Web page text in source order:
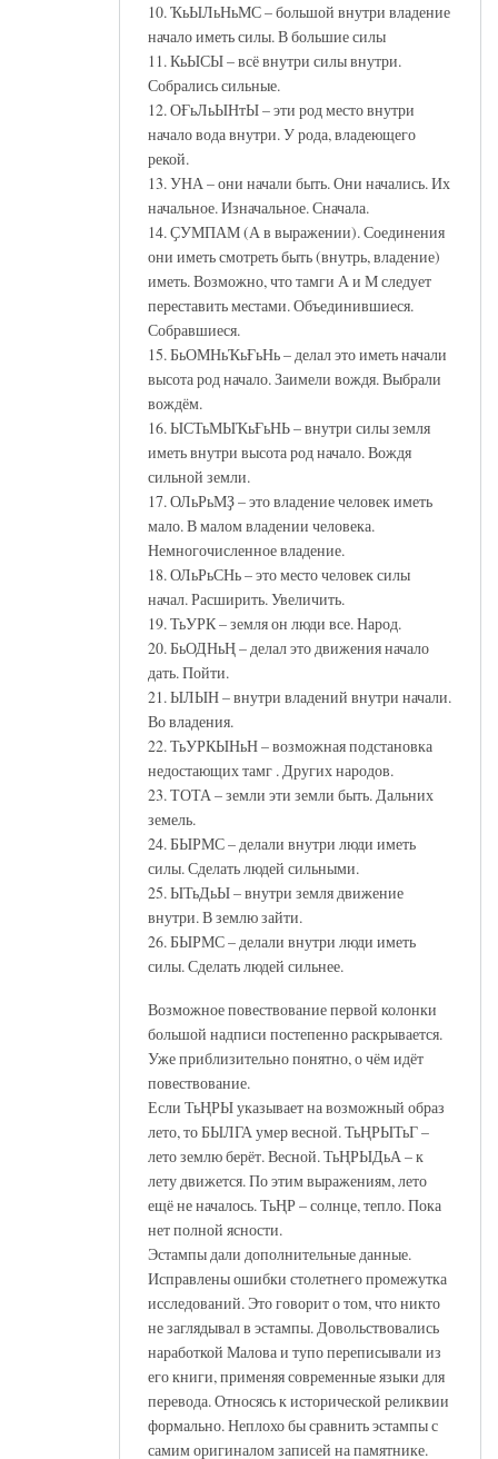
10. ҠьЫЛьНьМС – большой внутри владение
начало иметь силы. В большие силы
11. КьЫСЫ – всё внутри силы внутри.
Собрались сильные.
12. ОҒьЛьЫНтЫ – эти род место внутри
начало вода внутри. У рода, владеющего
рекой.
13. УНА – они начали быть. Они начались. Их
начальное. Изначальное. Сначала.
14. ҪУМПАМ (А в выражении). Соединения
они иметь смотреть быть (внутрь, владение)
иметь. Возможно, что тамги А и М следует
переставить местами. Объединившиеся.
Собравшиеся.
15. БьОМНьҠьҒьНь – делал это иметь начали
высота род начало. Заимели вождя. Выбрали
вождём.
16. ЫСТьМЫҠьҒьНЬ – внутри силы земля
иметь внутри высота род начало. Вождя
сильной земли.
17. ОЛьРьМҘ – это владение человек иметь
мало. В малом владении человека.
Немногочисленное владение.
18. ОЛьРьСНь – это место человек силы
начал. Расширить. Увеличить.
19. ТьУРК – земля он люди все. Народ.
20. БьОДНьҢ – делал это движения начало
дать. Пойти.
21. ЫЛЫН – внутри владений внутри начали.
Во владения.
22. ТьУРКЫНьН – возможная подстановка
недостающих тамг . Других народов.
23. ТОТА – земли эти земли быть. Дальних
земель.
24. БЫРМС – делали внутри люди иметь
силы. Сделать людей сильными.
25. ЫТьДьЫ – внутри земля движение
внутри. В землю зайти.
26. БЫРМС – делали внутри люди иметь
силы. Сделать людей сильнее.
Возможное повествование первой колонки
большой надписи постепенно раскрывается.
Уже приблизительно понятно, о чём идёт
повествование.
Если ТьҢРЫ указывает на возможный образ
лето, то БЫЛГА умер весной. ТьҢРЫТьГ –
лето землю берёт. Весной. ТьҢРЫДьА – к
лету движется. По этим выражениям, лето
ещё не началось. ТьҢР – солнце, тепло. Пока
нет полной ясности.
Эстампы дали дополнительные данные.
Исправлены ошибки столетнего промежутка
исследований. Это говорит о том, что никто
не заглядывал в эстампы. Довольствовались
наработкой Малова и тупо переписывали из
его книги, применяя современные языки для
перевода. Относясь к исторической реликвии
формально. Неплохо бы сравнить эстампы с
самим оригиналом записей на памятнике.